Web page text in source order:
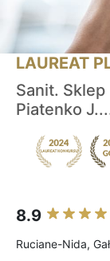
LAUREAT
Sanit.
Piatenko
8.9
Ruciane-Nida,